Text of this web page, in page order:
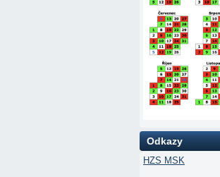
Odkazy
HZS MSK